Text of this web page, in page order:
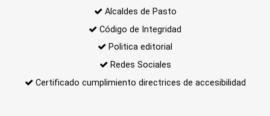
Alcaldes de Pasto
Código de Integridad
Politica editorial
Redes Sociales
Certificado cumplimiento directrices de accesibilidad